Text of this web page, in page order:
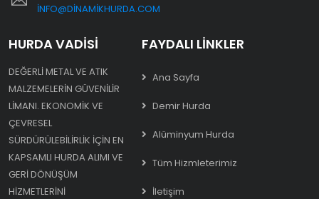
INFO@DINAMIKHURDA.COM
HURDA VADISI
DEĞERLI METAL VE ATIK
MALZEMELERIN GÜVENILIR
LIMANI. EKONOMIK VE
ÇEVRESEL
SÜRDÜRÜLEBILIRLIK IÇIN EN
KAPSAMLI HURDA ALIMI VE
GERI DÖNÜŞÜM
HIZMETLERINI
FAYDALI LINKLER
Ana Sayfa
Demir Hurda
Alüminyum Hurda
Tüm Hizmleterimiz
İletişim